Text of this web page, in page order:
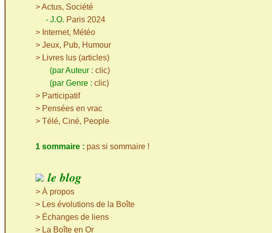
> Actus, Société
- J.O. Paris 2024
> Internet, Météo
> Jeux, Pub, Humour
> Livres lus (articles)
(par Auteur : clic)
(par Genre : clic)
> Participatif
> Pensées en vrac
> Télé, Ciné, People
1 sommaire : pas si sommaire !
le blog
> À propos
> Les évolutions de la Boîte
> Échanges de liens
> La Boîte en Or